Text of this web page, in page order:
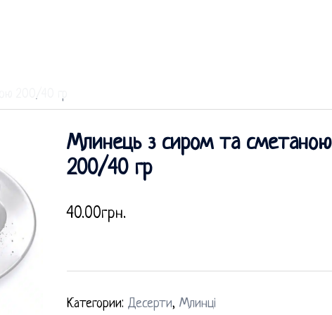
Млинець з сиром та сметаною
200/40 гр
40.00грн.
Категории: Десерти, Млинці